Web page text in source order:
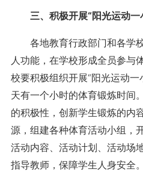
三、积极开展“阳光运动一
各地教育行政部门和各学
人功能，在学校形成全员参与
校要积极组织开展“阳光运动
天有一个小时的体育锻炼时间
的积极性，创新学生锻炼的内
源，组建各种体育活动小组，
活动内容、活动计划、活动场
指导教师，保障学生人身安全。